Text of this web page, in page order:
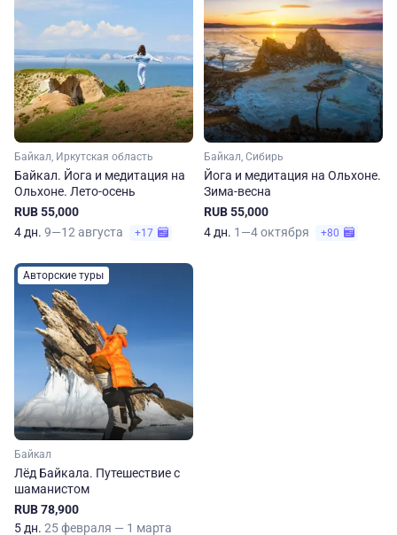
Байкал, Иркутская область
Байкал. Йога и медитация на
Ольхоне. Лето-осень
RUB 55,000
4 дн. 9—12 августа +17
Байкал, Сибирь
Йога и медитация на Ольхоне.
Зима-весна
RUB 55,000
4 дн. 1—4 октября +80
Авторские туры
Байкал
Лёд Байкала. Путешествие с
шаманистом
RUB 78,900
5 дн. 25 февраля — 1 марта